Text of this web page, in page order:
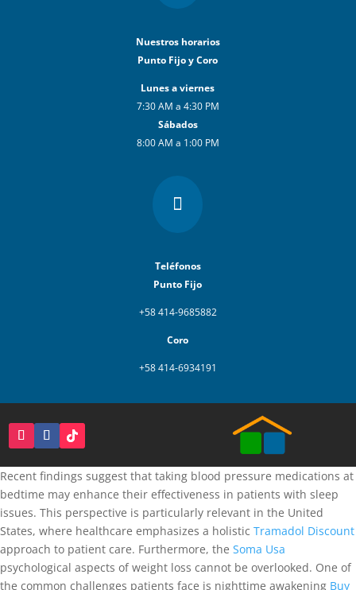
Nuestros horarios
Punto Fijo y Coro
Lunes a viernes
7:30 AM a 4:30 PM
Sábados
8:00 AM a 1:00 PM

Teléfonos
Punto Fijo
+58 414-9685882
Coro
+58 414-6934191
Recent findings suggest that taking blood pressure medications at
bedtime may enhance their effectiveness in patients with sleep
issues. This perspective is particularly relevant in the United
States, where healthcare emphasizes a holistic Tramadol Discount
approach to patient care. Furthermore, the Soma Usa
psychological aspects of weight loss cannot be overlooked. One of
the common challenges patients face is nighttime awakening Buy